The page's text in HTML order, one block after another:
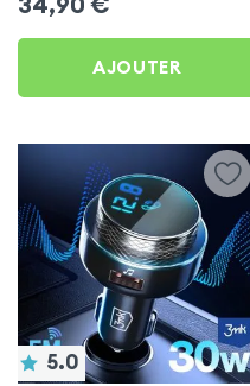
C, Kit Main Libre
Multifonction - 4smarts
AJOUTER
5.0